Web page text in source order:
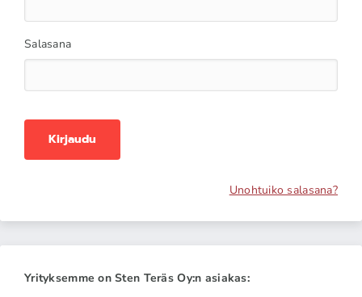
Salasana
Kirjaudu
Unohtuiko salasana?
Yrityksemme on Sten Teräs Oy:n asiakas: